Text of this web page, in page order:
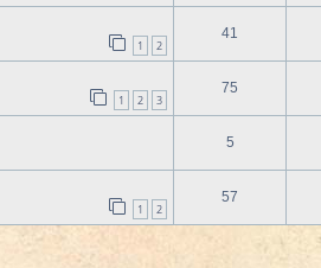
1 2
41
1 2 3
75
5
1 2
57